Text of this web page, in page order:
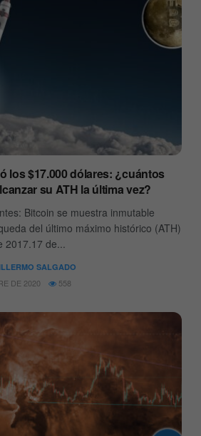
los $17.000 dólares: ¿cuántos
su ATH la última vez?
Bitcoin se muestra inmutable
del último máximo histórico (ATH)
2017.17 de...
SALGADO
DE 2020 558